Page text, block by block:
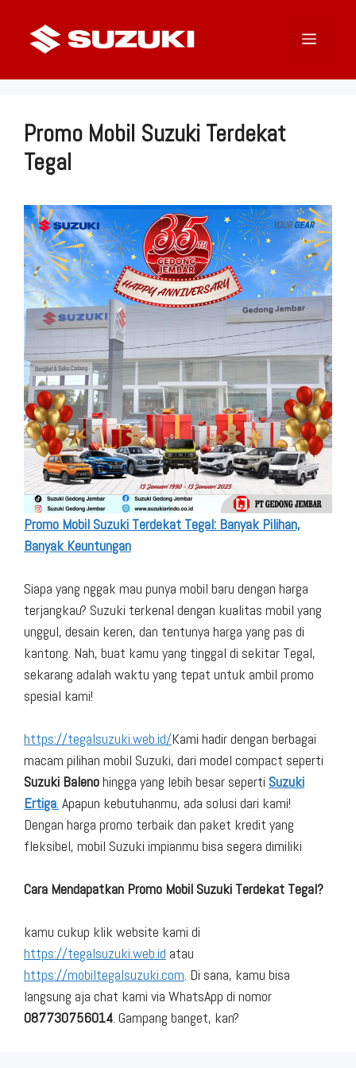
Menu
Promo Mobil Suzuki Terdekat
Tegal
Promo Mobil Suzuki Terdekat Tegal: Banyak Pilihan,
Banyak Keuntungan
Siapa yang nggak mau punya mobil baru dengan harga
terjangkau? Suzuki terkenal dengan kualitas mobil yang
unggul, desain keren, dan tentunya harga yang pas di
kantong. Nah, buat kamu yang tinggal di sekitar Tegal,
sekarang adalah waktu yang tepat untuk ambil promo
spesial kami!
https://tegalsuzuki.web.id/Kami hadir dengan berbagai
macam pilihan mobil Suzuki, dari model compact seperti
Suzuki Balenohingga yang lebih besar seperti Suzuki
Ertiga. Apapun kebutuhanmu, ada solusi dari kami!
Dengan harga promo terbaik dan paket kredit yang
fleksibel, mobil Suzuki impianmu bisa segera dimiliki
Cara Mendapatkan Promo Mobil Suzuki Terdekat Tegal?
kamu cukup klik website kami di
https://tegalsuzuki.web.id atau
https://mobiltegalsuzuki.com. Di sana, kamu bisa
langsung aja chat kami via WhatsApp di nomor
087730756014. Gampang banget, kan?